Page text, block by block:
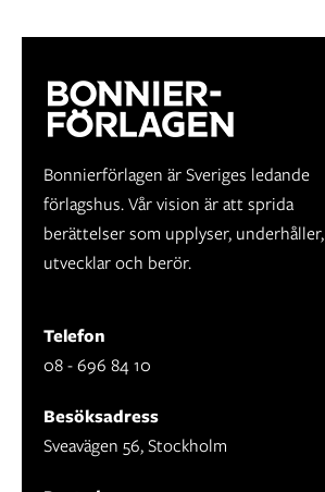
Bonnierförlagen är Sveriges ledande
förlagshus. Vår vision är att sprida
berättelser som upplyser, underhåller,
utvecklar och berör.
Telefon
08 - 696 84 10
Besöksadress
Sveavägen 56, Stockholm